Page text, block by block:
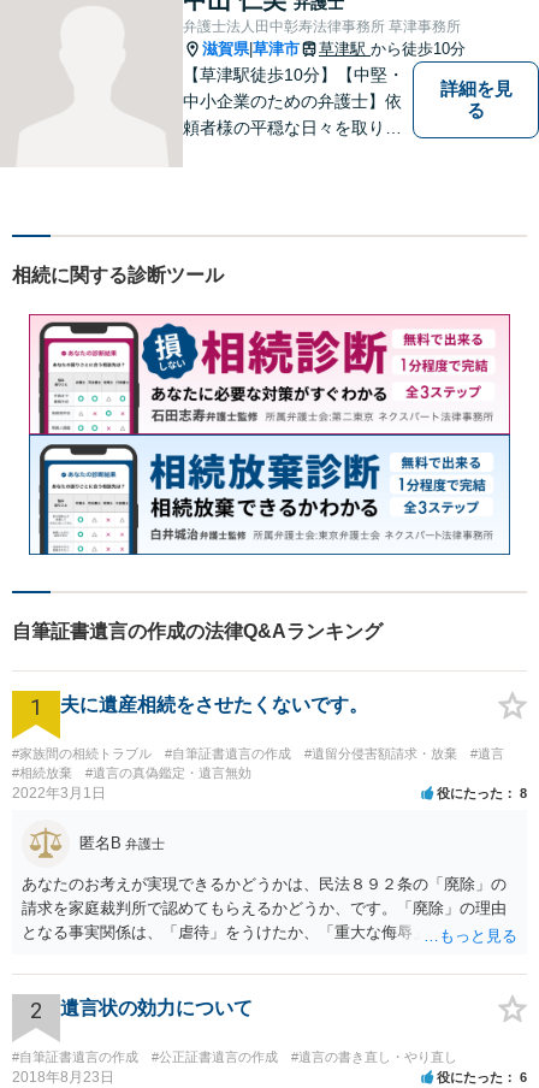
弁護士法人田中彰寿法律事務所 草津事務所
滋賀県|草津市 草津駅 から徒歩10分
【草津駅徒歩10分】【中堅・
中小企業のための弁護士】依
頼者様の平穏な日々を取り戻
て、スピード感のあるシーム
詳細を見
る
相続に関する診断ツール
自筆証書遺言の作成の法律Q&Aランキング
1 夫に遺産相続をさせたくないです。
#家族間の相続トラブル #自筆証書遺言の作成 #遺留分侵害額請求・放棄
#遺言
#相続放棄
#遺言の真偽鑑定・遺言無効
2022年3月1日 役にたった 8
匿名B 弁護士
あなたのお考えが実現できるかどうかは、民法８９２条の「廃除」の
請求を家庭裁判所で認めてもらえるかどうか、です。「廃除」の理由
となる事実関係は、「虐待」をうけたか、「重大な侮辱」を受けた
「廃除」は遺言でも可能です（民法８９３条）。 弁護士に具体的な事
情を話して相談して、「廃除」が可能か、実際に法律相談を受けるこ
とをお勧めします。
2 遺言状の効力について
#自筆証書遺言の作成 #公正証書遺言の作成 #遺言の書き直し・やり直し
2018年8月23日 役にたった 6